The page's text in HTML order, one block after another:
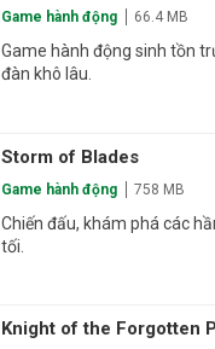
Game hành động 66.4 MB
Game hành động sinh tồn
đàn khô lâu.
Storm of Blades
Game hành động 758 MB
Chiến đấu, khám phá các
tối.
Knight of the Forgotten